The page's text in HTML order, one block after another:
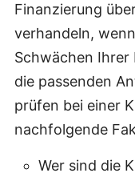
Finanzierung
verhandeln,
Schwächen Ihrer
die passenden
prüfen bei einer
nachfolgende
Wer sind die